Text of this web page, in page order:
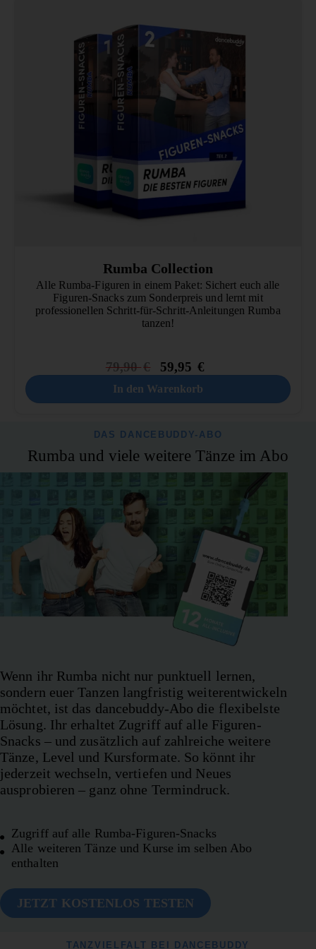
Rumba Collection
Alle Rumba-Figuren in einem Paket: Sichert euch alle
Figuren-Snacks zum Sonderpreis und lernt mit
professionellen Schritt-für-Schritt-Anleitungen Rumba
tanzen!
79,90€ 59,95 €
In den Warenkorb
DAS DANCEBUDDY-ABO
Rumba und viele weitere Tänze im Abo
Wenn ihr Rumba nicht nur punktuell lernen,
sondern euer Tanzen langfristig weiterentwickeln
möchtet, ist das dancebuddy-Abo die flexibelste
Lösung. Ihr erhaltet Zugriff auf alle Figuren-
Snacks – und zusätzlich auf zahlreiche weitere
Tänze, Level und Kursformate. So könnt ihr
jederzeit wechseln, vertiefen und Neues
ausprobieren – ganz ohne Termindruck.
Zugriff auf alle Rumba-Figuren-Snacks
Alle weiteren Tänze und Kurse im selben Abo
enthalten
JETZT KOSTENLOS TESTEN
TANZVIELFALT BEI DANCEBUDDY